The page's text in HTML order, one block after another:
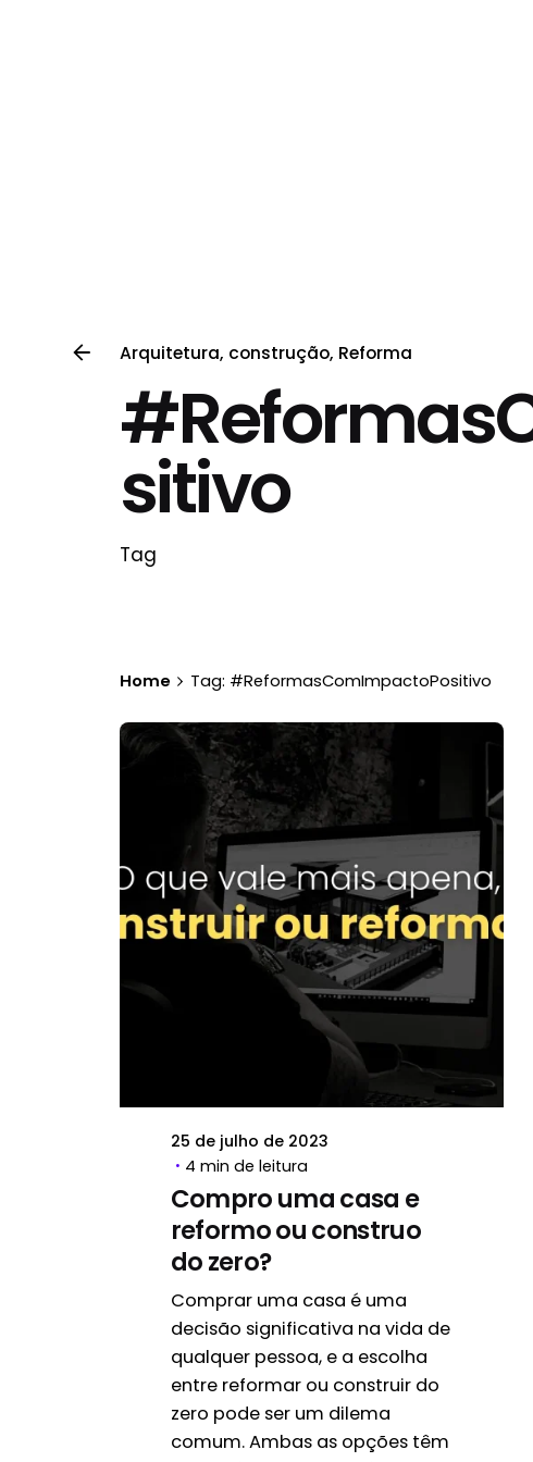
Arquitetura construção Reforma
sitivo
Tag
Home Tag: #ReformasComImpactoPositivo
Postado por
25 de julho de 2023
4 min de leitura
Compro uma casa e
reformo ou construo
do zero?
Comprar uma casa é uma
decisão significativa na vida de
qualquer pessoa, e a escolha
entre reformar ou construir do
zero pode ser um dilema
comum. Ambas as opções têm